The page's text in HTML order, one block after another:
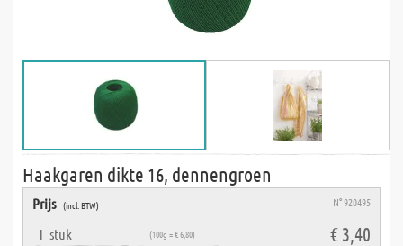
Haakgaren dikte 16, dennengroen
Prijs (incl. BTW) N° 920495
1 stuk (100g = € 6,80) € 3,40